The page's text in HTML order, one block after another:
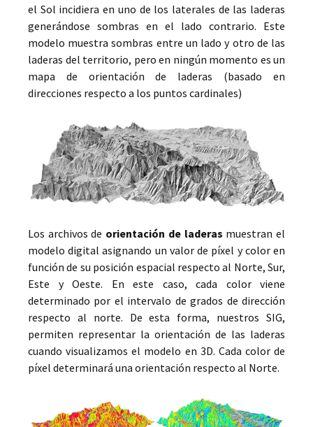
el Sol incidiera en uno de los laterales de las laderas
generándose sombras en el lado contrario. Este
modelo muestra sombras entre un lado y otro de las
laderas del territorio, pero en ningún momento es un
mapa de orientación de laderas (basado en
direcciones respecto a los puntos cardinales)
Los archivos de orientación de laderas muestran el
modelo digital asignando un valor de píxel y color en
función de su posición espacial respecto al Norte, Sur,
Este y Oeste. En este caso, cada color viene
determinado por el intervalo de grados de dirección
respecto al norte. De esta forma, nuestros SIG,
permiten representar la orientación de las laderas
cuando visualizamos el modelo en 3D. Cada color de
píxel determinará una orientación respecto al Norte.